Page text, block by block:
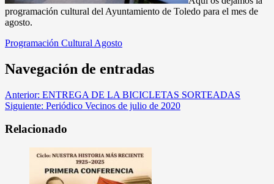
programación cultural del Ayuntamiento de Toledo para el mes de
agosto.
Programación Cultural Agosto
Navegación de entradas
Anterior: ENTREGA DE LA BICICLETAS SORTEADAS
Siguiente: Periódico Vecinos de julio de 2020
Relacionado